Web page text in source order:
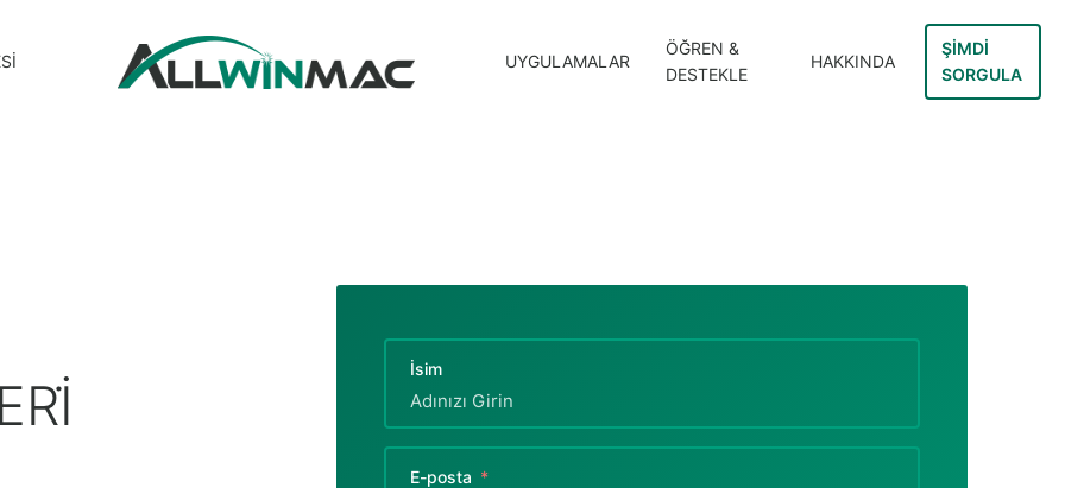
UYGULAMALAR
ÖĞREN &
DESTEKLE
HAKKINDA
ŞIMDI
SORGULA
İsim
E-posta